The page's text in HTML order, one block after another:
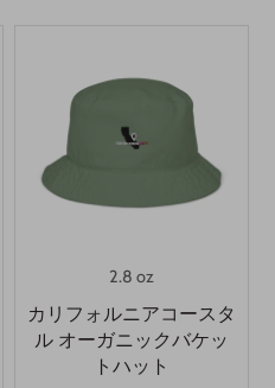
2.8 oz
カリフォルニアコースタ
ル オーガニックバケッ
トハット